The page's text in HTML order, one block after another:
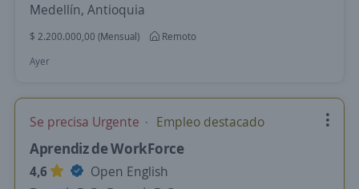
Medellín, Antioquia
$ 2.200.000,00 (Mensual)
Remoto
Ayer
Se precisa Urgente Empleo destacado
Aprendiz de WorkForce
4,6
Open English